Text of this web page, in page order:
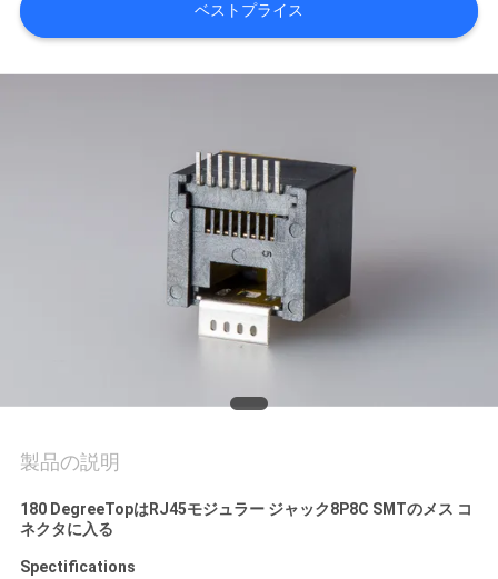
品
質
し
な
さ
ベストプライス
製品の説明
180 DegreeTopはRJ45モジュラー ジャック8P8C SMTのメス コ
ネクタに入る
Spectifications